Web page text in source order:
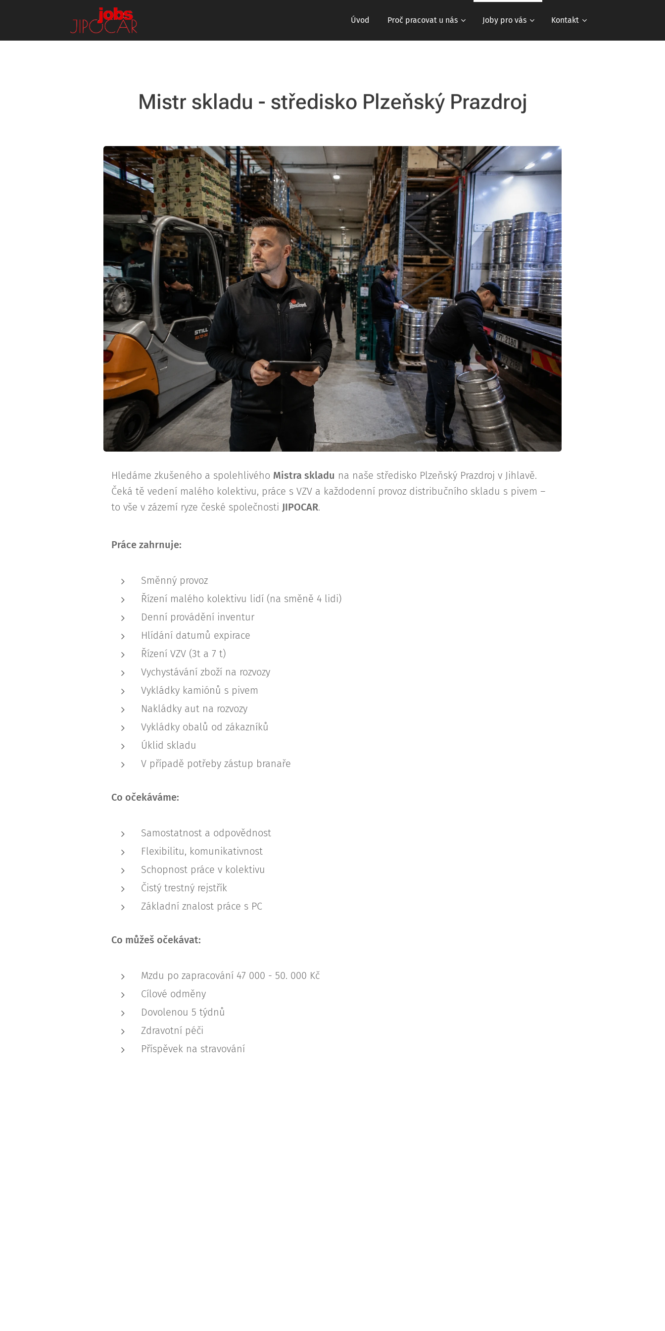
Úvod Proč pracovat u nás Joby pro vás Kontakt
Mistr skladu - středisko Plzeňský Prazdroj
Hledáme zkušeného a spolehlivého Mistra skladu na naše středisko Plzeňský Prazdroj v Jihlavě.
Čeká tě vedení malého kolektivu, práce s VZV a každodenní provoz distribučního skladu s pivem –
to vše v zázemí ryze české společnosti JIPOCAR.
Práce zahrnuje:
Směnný provoz
Řízení malého kolektivu lidí (na směně 4 lidi)
Denní provádění inventur
Hlídání datumů expirace
Řízení VZV (3t a 7 t)
Vychystávání zboží na rozvozy
Vykládky kamiónů s pivem
Nakládky aut na rozvozy
Vykládky obalů od zákazníků
Úklid skladu
V případě potřeby zástup branaře
Co očekáváme:
Samostatnost a odpovědnost
Flexibilitu, komunikativnost
Schopnost práce v kolektivu
Čistý trestný rejstřík
Základní znalost práce s PC
Co můžeš očekávat:
Mzdu po zapracování 47 000 - 50. 000 Kč
Cílové odměny
Dovolenou 5 týdnů
Zdravotní péči
Příspěvek na stravování